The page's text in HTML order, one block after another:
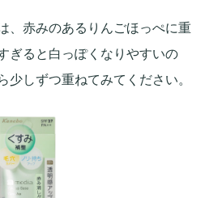
、赤みのあるりんごほっぺに重
ぎると白っぽくなりやすいの
少しずつ重ねてみてください。